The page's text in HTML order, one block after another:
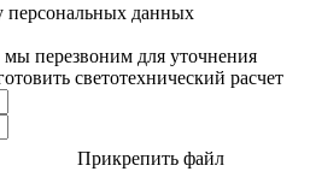
персональных данных
мы перезвоним для уточнения
светотехнический расчет
Прикрепить файл